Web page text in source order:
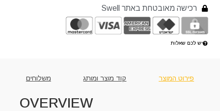
רכישה מאובטחת באתר Swell
יש לכם שאלות
פירוט המוצר קוד מוצר ומותג משלוחים
OVERVIEW